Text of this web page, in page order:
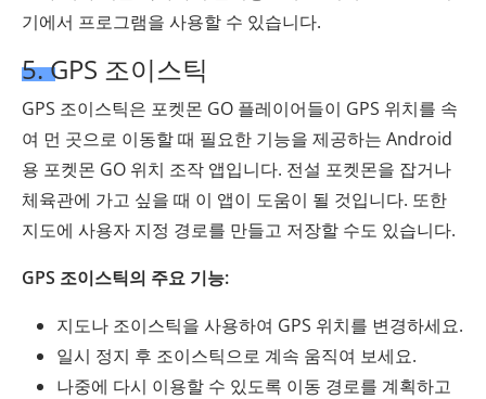
기에서 프로그램을 사용할 수 있습니다.
5. GPS 조이스틱
GPS 조이스틱은 포켓몬 GO 플레이어들이 GPS 위치를 속
여 먼 곳으로 이동할 때 필요한 기능을 제공하는 Android
용 포켓몬 GO 위치 조작 앱입니다. 전설 포켓몬을 잡거나
체육관에 가고 싶을 때 이 앱이 도움이 될 것입니다. 또한
지도에 사용자 지정 경로를 만들고 저장할 수도 있습니다.
GPS 조이스틱의 주요 기능:
지도나 조이스틱을 사용하여 GPS 위치를 변경하세요.
일시 정지 후 조이스틱으로 계속 움직여 보세요.
나중에 다시 이용할 수 있도록 이동 경로를 계획하고